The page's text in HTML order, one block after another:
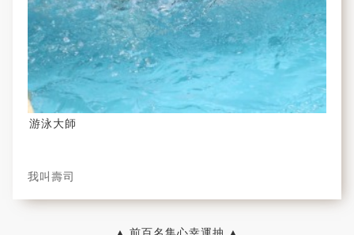
游泳大師
我叫壽司
▲ 前百名集心幸運抽 ▲